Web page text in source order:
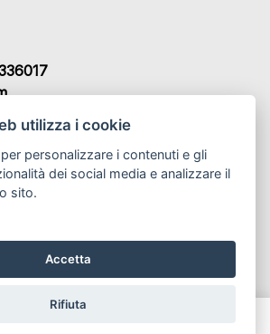
utilizza i cookie
personalizzare i contenuti e gli
dei social media e analizzare il
sito.
Accetta
Rifiuta
- 12:30 / 14:30 - 19:00
IT 03459370122